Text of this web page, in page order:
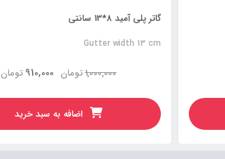
گاتر پلی آمید 8*13 سانتی
Gutter width 13 cm
تومان1,000,000 تومان910,000
اضافه به سبد خرید